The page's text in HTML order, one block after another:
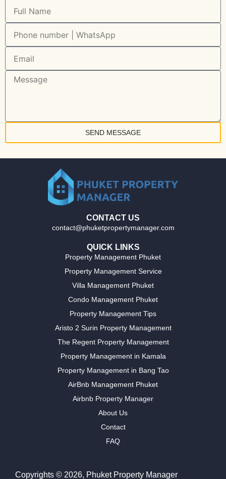
SEND MESSAGE
CONTACT US
contact@phuketpropertymanager.com
QUICK LINKS
Property Management Phuket
Property Management Service
Villa Management Phuket
Condo Management Phuket
Property Management Tips
Aristo 2 Surin Property Management
The Regent Property Management
Property Management in Kamala
Property Management in Bang Tao
AirBnb Management Phuket
Airbnb Property Manager
About Us
Contact
FAQ
Copyrights © 2026, Phuket Property Manager